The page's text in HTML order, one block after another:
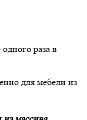
раза в
для мебели из